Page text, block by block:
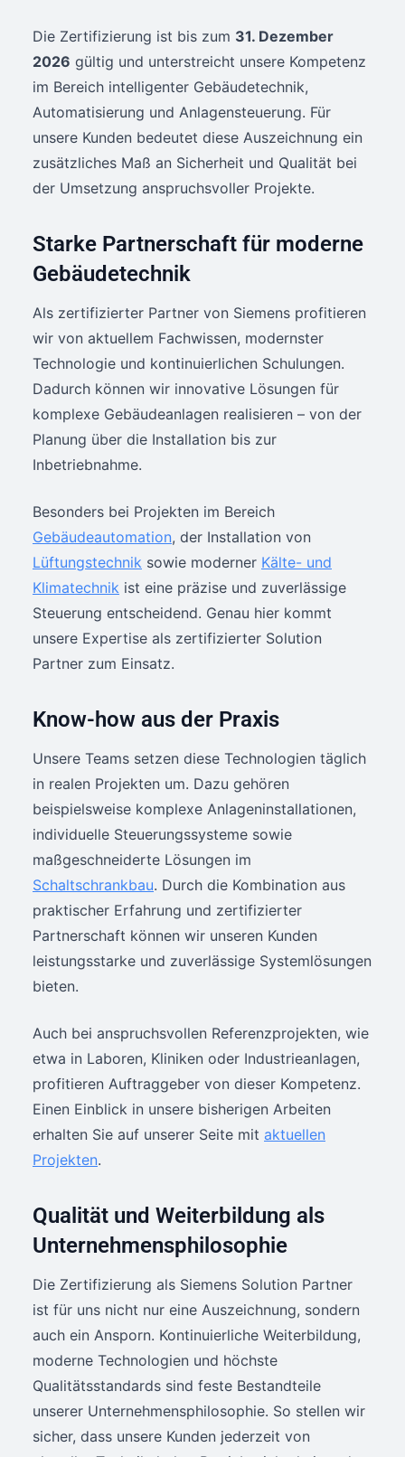
Die Zertifizierung ist bis zum 31. Dezember
2026 gültig und unterstreicht unsere Kompetenz
im Bereich intelligenter Gebäudetechnik,
Automatisierung und Anlagensteuerung. Für
unsere Kunden bedeutet diese Auszeichnung ein
zusätzliches Maß an Sicherheit und Qualität bei
der Umsetzung anspruchsvoller Projekte.
Starke Partnerschaft für moderne
Gebäudetechnik
Als zertifizierter Partner von Siemens profitieren
wir von aktuellem Fachwissen, modernster
Technologie und kontinuierlichen Schulungen.
Dadurch können wir innovative Lösungen für
komplexe Gebäudeanlagen realisieren – von der
Planung über die Installation bis zur
Inbetriebnahme.
Besonders bei Projekten im Bereich
Gebäudeautomation, der Installation von
Lüftungstechnik sowie moderner Kälte- und
Klimatechnik ist eine präzise und zuverlässige
Steuerung entscheidend. Genau hier kommt
unsere Expertise als zertifizierter Solution
Partner zum Einsatz.
Know-how aus der Praxis
Unsere Teams setzen diese Technologien täglich
in realen Projekten um. Dazu gehören
beispielsweise komplexe Anlageninstallationen,
individuelle Steuerungssysteme sowie
maßgeschneiderte Lösungen im
Schaltschrankbau. Durch die Kombination aus
praktischer Erfahrung und zertifizierter
Partnerschaft können wir unseren Kunden
leistungsstarke und zuverlässige Systemlösungen
bieten.
Auch bei anspruchsvollen Referenzprojekten, wie
etwa in Laboren, Kliniken oder Industrieanlagen,
profitieren Auftraggeber von dieser Kompetenz.
Einen Einblick in unsere bisherigen Arbeiten
erhalten Sie auf unserer Seite mit aktuellen
Projekten.
Qualität und Weiterbildung als
Unternehmensphilosophie
Die Zertifizierung als Siemens Solution Partner
ist für uns nicht nur eine Auszeichnung, sondern
auch ein Ansporn. Kontinuierliche Weiterbildung,
moderne Technologien und höchste
Qualitätsstandards sind feste Bestandteile
unserer Unternehmensphilosophie. So stellen wir
sicher, dass unsere Kunden jederzeit von